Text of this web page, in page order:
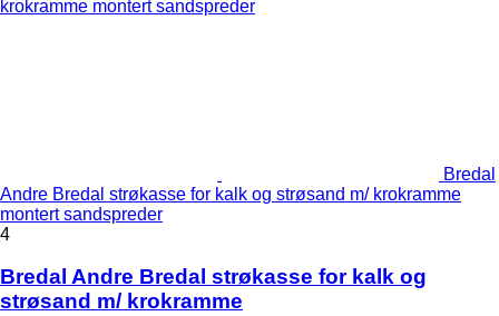
Bredal
Andre Bredal strøkasse for kalk og strøsand m/ krokramme
montert sandspreder
4
Bredal Andre Bredal strøkasse for kalk og
strøsand m/ krokramme